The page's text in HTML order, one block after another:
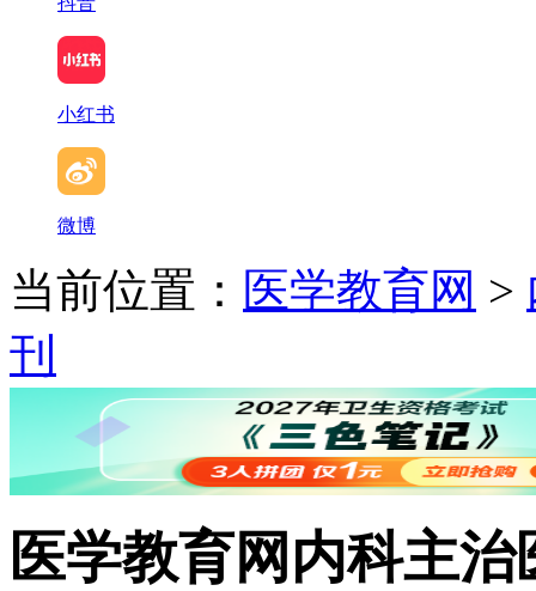
小红书
微博
当前位置： 医学教育网 >
刊
医学教育网内科主